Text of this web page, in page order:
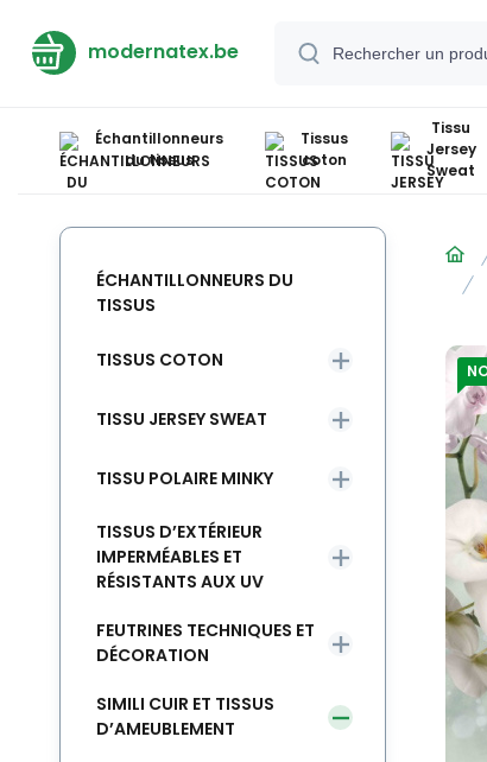
modernatex.be
Échantillonneurs
du tissus
Tissus
coton
Tissu
Jersey
Sweat
ÉCHANTILLONNEURS DU
TISSUS
TISSUS COTON
TISSU JERSEY SWEAT
TISSU POLAIRE MINKY
TISSUS D’EXTÉRIEUR
IMPERMÉABLES ET
RÉSISTANTS AUX UV
FEUTRINES TECHNIQUES ET
DÉCORATION
SIMILI CUIR ET TISSUS
D’AMEUBLEMENT